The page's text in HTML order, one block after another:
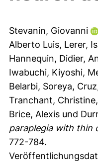
Stevanin, Giovanni
Alberto Luis, Lerer,
Hannequin, Didier,
Iwabuchi, Kiyoshi,
Belarbi, Soreya,
Tranchant, Christine,
Brice, Alexis und
paraplegia with thin
772-784.